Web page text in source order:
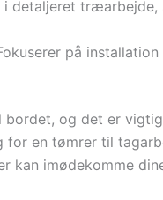
i detaljeret
på
og det er
en tømrer til
kan imødekomme